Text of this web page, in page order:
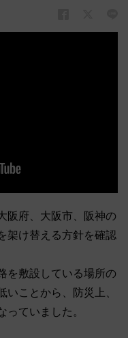
阪府、大阪市、阪神の
架け替える方針を確認
を敷設している場所の
ことから、防災上、
っていました。